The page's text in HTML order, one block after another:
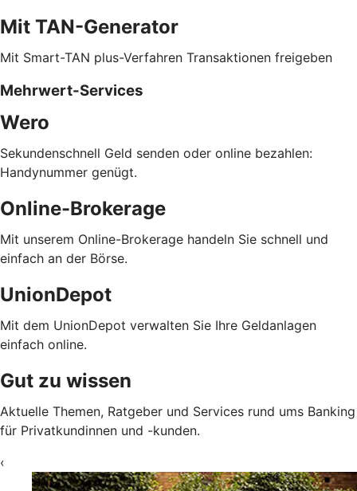
Mit TAN-Generator
Mit Smart-TAN plus-Verfahren Transaktionen freigeben
Mehrwert-Services
Wero
Sekundenschnell Geld senden oder online bezahlen:
Handynummer genügt.
Online-Brokerage
Mit unserem Online-Brokerage handeln Sie schnell und
einfach an der Börse.
UnionDepot
Mit dem UnionDepot verwalten Sie Ihre Geldanlagen
einfach online.
Gut zu wissen
Aktuelle Themen, Ratgeber und Services rund ums Banking
für Privatkundinnen und -kunden.
‹